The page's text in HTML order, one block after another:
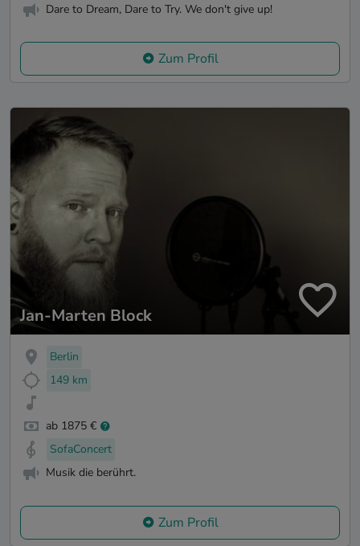
Dare to Dream, Dare to Try. We don't give up!
Zum Profil
Jan-Marten Block
Berlin
149 km
ab 1875 €
SofaConcert
Musik die berührt.
Zum Profil